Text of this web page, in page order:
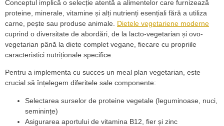
Conceptul implică o selecție atentă a alimentelor care furnizează
proteine, minerale, vitamine și alți nutrienți esențiali fără a utiliza
carne, pește sau produse animale. Dietele vegetariene moderne
cuprind o diversitate de abordări, de la lacto-vegetarian și ovo-
vegetarian până la diete complet vegane, fiecare cu propriile
caracteristici nutriționale specifice.
Pentru a implementa cu succes un meal plan vegetarian, este
crucial să înțelegem diferitele sale componente:
Selectarea surselor de proteine vegetale (leguminoase, nuci,
seminințe)
Asigurarea aportului de vitamina B12, fier și zinc